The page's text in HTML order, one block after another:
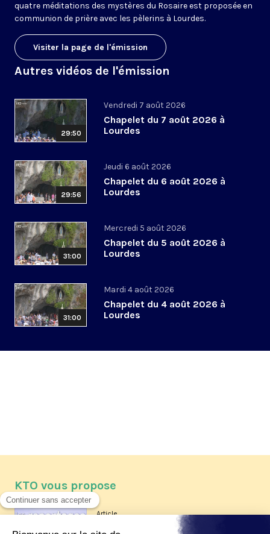
quatre méditations des mystères du Rosaire est proposée en
communion de prière avec les pèlerins à Lourdes.
Visiter la page de l'émission
Autres vidéos de l'émission
29:50
Vendredi 7 août 2026
Chapelet du 7 août 2026 à
Lourdes
29:56
Jeudi 6 août 2026
Chapelet du 6 août 2026 à
Lourdes
31:00
Mercredi 5 août 2026
Chapelet du 5 août 2026 à
Lourdes
31:00
Mardi 4 août 2026
Chapelet du 4 août 2026 à
Lourdes
KTO vous propose
Article
Les reportages d'été 2026 de KTO